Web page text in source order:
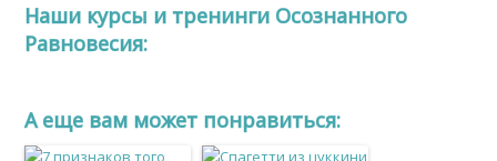
Наши курсы и тренинги Осознанного
Равновесия:
A еще вам может понравиться: